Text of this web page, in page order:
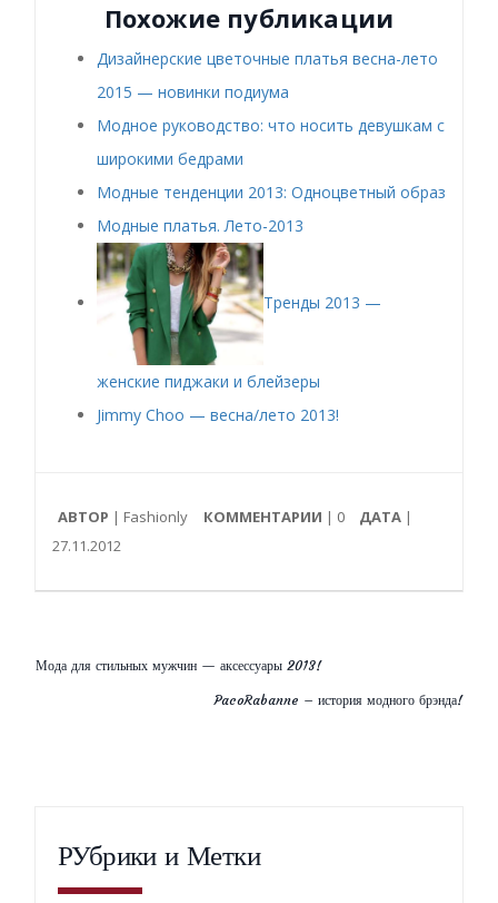
Похожие публикации
Дизайнерские цветочные платья весна-лето
2015 — новинки подиума
Модное руководство: что носить девушкам с
широкими бедрами
Модные тенденции 2013: Одноцветный образ
Модные платья. Лето-2013
Тренды 2013 —
женские пиджаки и блейзеры
Jimmy Choo — весна/лето 2013!
АВТОР | Fashionly КОММЕНТАРИИ | 0 ДАТА |
27.11.2012
Мода для стильных мужчин — аксессуары 2013!
PacoRabanne – история модного брэнда!
РУбрики и Метки